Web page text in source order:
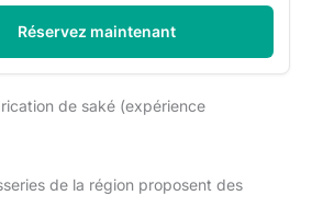
Réservez maintenant
de saké (expérience
de la région proposent des